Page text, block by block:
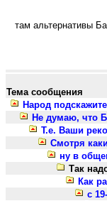
там альтернативы
Тема сообщения
Народ
Не думаю, что
Т.е. Ваши
Смотря
ну в
Так
Как
с